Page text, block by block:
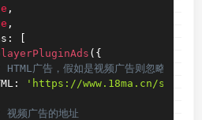
,
,
:
( {
广告，假如是视频广告则忽略该值
: 'https://www.18ma.cn/
频广告的地址